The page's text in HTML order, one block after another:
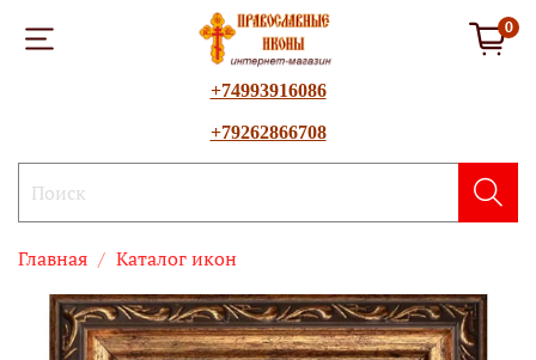
0
+74993916086
+79262866708
Главная Каталог икон